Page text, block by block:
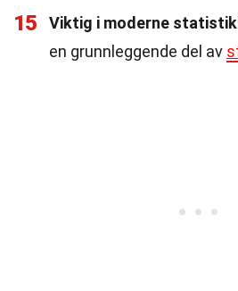
15 Viktig i moderne
en grunnleggende del av